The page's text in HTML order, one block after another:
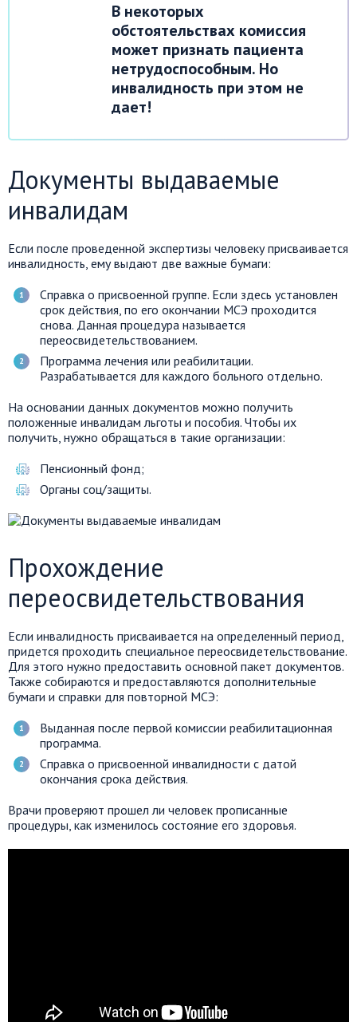
В некоторых
обстоятельствах комиссия
может признать пациента
нетрудоспособным. Но
инвалидность при этом не
дает!
Документы выдаваемые
инвалидам
Если после проведенной экспертизы человеку присваивается
инвалидность, ему выдают две важные бумаги:
Справка о присвоенной группе. Если здесь установлен
срок действия, по его окончании МСЭ проходится
снова. Данная процедура называется
переосвидетельствованием.
Программа лечения или реабилитации.
Разрабатывается для каждого больного отдельно.
На основании данных документов можно получить
положенные инвалидам льготы и пособия. Чтобы их
получить, нужно обращаться в такие организации:
Пенсионный фонд;
Органы соц/защиты.
Прохождение
переосвидетельствования
Если инвалидность присваивается на определенный период,
придется проходить специальное переосвидетельствование.
Для этого нужно предоставить основной пакет документов.
Также собираются и предоставляются дополнительные
бумаги и справки для повторной МСЭ:
Выданная после первой комиссии реабилитационная
программа.
Справка о присвоенной инвалидности с датой
окончания срока действия.
Врачи проверяют прошел ли человек прописанные
процедуры, как изменилось состояние его здоровья.